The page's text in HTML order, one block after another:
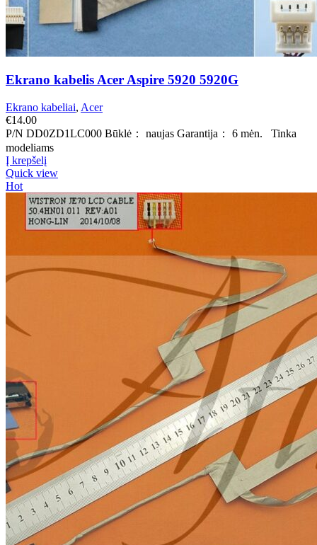
Ekrano kabelis Acer Aspire 5920 5920G
Ekrano kabeliai, Acer
€14.00
P/N DD0ZD1LC000 Būklė： naujas Garantija： 6 mėn. Tinka
modeliams
Į krepšelį
Quick view
Hot